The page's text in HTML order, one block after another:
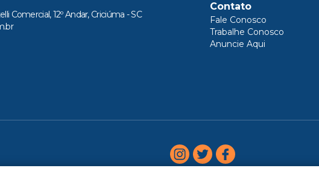
Comercial, 12º Andar, Criciúma - SC
Contato
Fale Conosco
Trabalhe Conosco
Anuncie Aqui